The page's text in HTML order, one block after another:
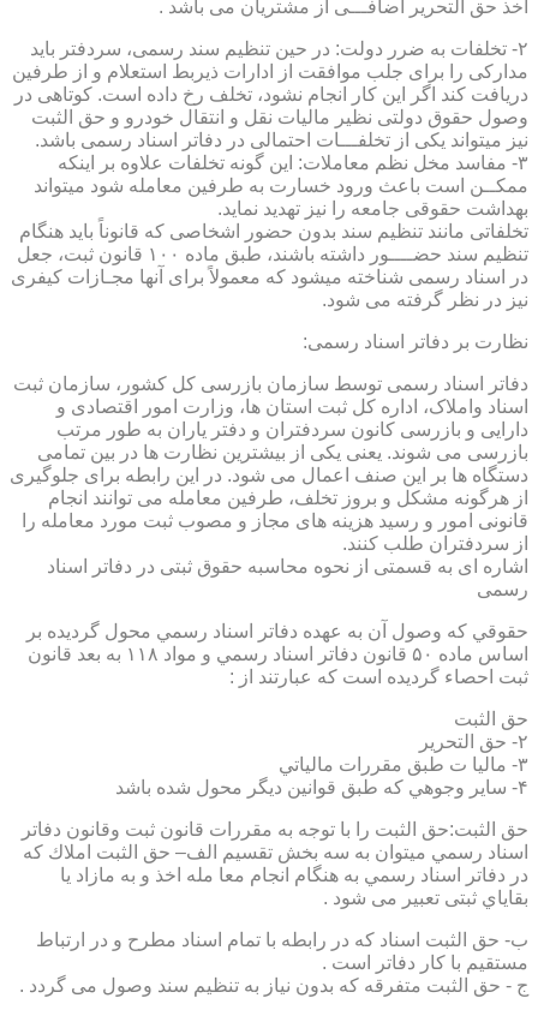
اخذ حق التحریر اضافـــی از مشتریان می باشد .
۲- تخلفات به ضرر دولت: در حین تنظیم سند رسمی، سردفتر باید
مدارکی را برای جلب موافقت از ادارات ذیربط استعلام و از طرفین
دریافت کند اگر این کار انجام نشود، تخلف رخ داده است. کوتاهی در
وصول حقوق دولتی نظیر مالیات نقل و انتقال خودرو و حق الثبت
نیز میتواند یکی از تخلفـــات احتمالی در دفاتر اسناد رسمی باشد.
۳- مفاسد مخل نظم معاملات: این گونه تخلفات علاوه بر اینکه
ممکــن است باعث ورود خسارت به طرفین معامله شود میتواند
بهداشت حقوقی جامعه را نیز تهدید نماید.
تخلفاتی مانند تنظیم سند بدون حضور اشخاصی که قانوناً باید هنگام
تنظیم سند حضــــور داشته باشند، طبق ماده ۱۰۰ قانون ثبت، جعل
در اسناد رسمی شناخته میشود که معمولاً برای آنها مجـازات کیفری
نیز در نظر گرفته می شود.
نظارت بر دفاتر اسناد رسمی:
دفاتر اسناد رسمی توسط سازمان بازرسی کل کشور، سازمان ثبت
اسناد واملاک، اداره کل ثبت استان ها، وزارت امور اقتصادی و
دارایی و بازرسی کانون سردفتران و دفتر یاران به طور مرتب
بازرسی می شوند. یعنی یکی از بیشترین نظارت ها در بین تمامی
دستگاه ها بر این صنف اعمال می شود. در این رابطه برای جلوگیری
از هرگونه مشکل و بروز تخلف، طرفین معامله می توانند انجام
قانونی امور و رسید هزینه های مجاز و مصوب ثبت مورد معامله را
از سردفتران طلب کنند.
اشاره ای به قسمتی از نحوه محاسبه حقوق ثبتی در دفاتر اسناد
رسمی
حقوقي كه وصول آن به عهده دفاتر اسناد رسمي محول گرديده بر
اساس ماده ۵۰ قانون دفاتر اسناد رسمي و مواد ۱۱۸ به بعد قانون
ثبت احصاء گرديده است كه عبارتند از :
حق الثبت
۲- حق التحرير
۳- ماليا ت طبق مقررات مالياتي
۴- ساير وجوهي كه طبق قوانين ديگر محول شده باشد
حق الثبت:حق الثبت را با توجه به مقررات قانون ثبت وقانون دفاتر
اسناد رسمي ميتوان به سه بخش تقسيم الف– حق الثبت املاك كه
در دفاتر اسناد رسمي به هنگام انجام معا مله اخذ و به مازاد يا
بقاياي ثبتی تعبیر می شود .
ب- حق الثبت اسناد كه در رابطه با تمام اسناد مطرح و در ارتباط
مستقيم با كار دفاتر است .
ج - حق الثبت متفرقه كه بدون نياز به تنظیم سند وصول می گردد .